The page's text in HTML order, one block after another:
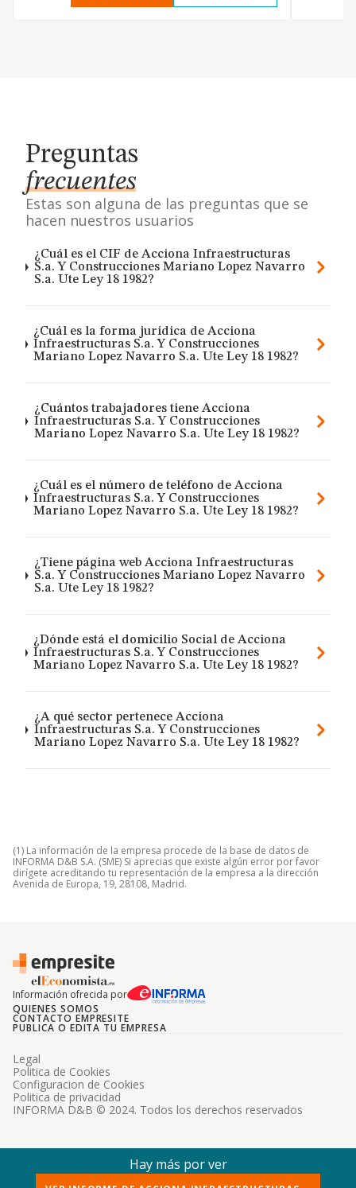
Preguntas
frecuentes
Estas son alguna de las preguntas que se
hacen nuestros usuarios
¿Cuál es el CIF de Acciona Infraestructuras
S.a. Y Construcciones Mariano Lopez Navarro
S.a. Ute Ley 18 1982?
¿Cuál es la forma jurídica de Acciona
Infraestructuras S.a. Y Construcciones
Mariano Lopez Navarro S.a. Ute Ley 18 1982?
¿Cuántos trabajadores tiene Acciona
Infraestructuras S.a. Y Construcciones
Mariano Lopez Navarro S.a. Ute Ley 18 1982?
¿Cuál es el número de teléfono de Acciona
Infraestructuras S.a. Y Construcciones
Mariano Lopez Navarro S.a. Ute Ley 18 1982?
¿Tiene página web Acciona Infraestructuras
S.a. Y Construcciones Mariano Lopez Navarro
S.a. Ute Ley 18 1982?
¿Dónde está el domicilio Social de Acciona
Infraestructuras S.a. Y Construcciones
Mariano Lopez Navarro S.a. Ute Ley 18 1982?
¿A qué sector pertenece Acciona
Infraestructuras S.a. Y Construcciones
Mariano Lopez Navarro S.a. Ute Ley 18 1982?
(1) La información de la empresa procede de la base de datos de
INFORMA D&B S.A. (SME) Si aprecias que existe algún error por favor
dirígete acreditando tu representación de la empresa a la dirección
Avenida de Europa, 19, 28108, Madrid.
Información ofrecida por
QUIENES SOMOS
CONTACTO EMPRESITE
PUBLICA O EDITA TU EMPRESA
INFORMA D&B © 2024. Todos los derechos reservados
Legal
Politica de Cookies
Configuracion de Cookies
Politica de privacidad
Hay más por ver